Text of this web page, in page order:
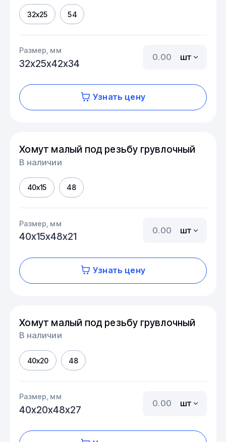
32х25 54
Размер, мм
32х25х42х34
шт
Узнать цену
Хомут малый под резьбу грувлочный
В наличии
40х15 48
Размер, мм
40х15х48х21
шт
Узнать цену
Хомут малый под резьбу грувлочный
В наличии
40х20 48
Размер, мм
40х20х48х27
шт